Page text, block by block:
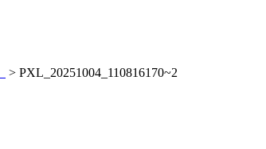
> PXL_20251004_110816170~2